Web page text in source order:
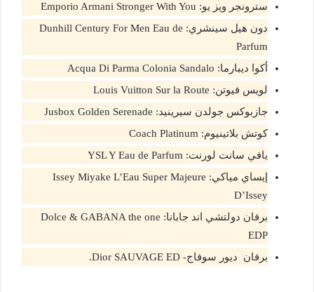
سترونجر ويز يو: Emporio Armani Stronger With You
دون هيل سينشري: Dunhill Century For Men Eau de
Parfum
أكوا ديبارما: Acqua Di Parma Colonia Sandalo
لويس فيوتن: Louis Vuitton Sur la Route
جازبوكس جولدن سيرينيد: Jusbox Golden Serenade
كوتش بلاتينيوم: Coach Platinum
يافي سانت لورنت: YSL Y Eau de Parfum
إيساي مياكي: Issey Miyake L’Eau Super Majeure
D’Issey
برفان دولتشي اند جابانا: Dolce & GABANA the one
EDP
برفان ديور سوفاج- Dior SAUVAGE ED.